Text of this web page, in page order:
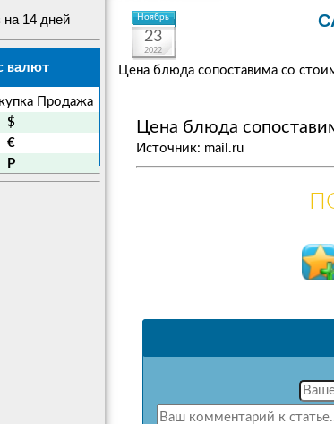
на 14 дней
валют
Продажа
$
€
P
Ноябрь
23
2022
Цена блюда сопоставима со
Цена блюда
Источник: mail.ru